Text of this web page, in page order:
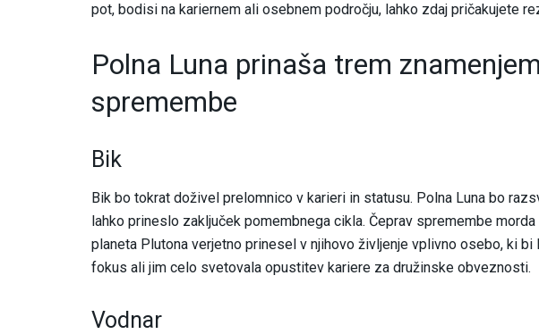
pot, bodisi na kariernem ali osebnem področju, lahko zdaj pričakujete
Polna Luna prinaša trem
spremembe
Bik
Bik bo tokrat doživel prelomnico v karieri in statusu. Polna Luna bo
lahko prineslo zaključek pomembnega cikla. Čeprav spremembe
planeta Plutona verjetno prinesel v njihovo življenje vplivno osebo, ki
fokus ali jim celo svetovala opustitev kariere za družinske obveznosti.
Vodnar